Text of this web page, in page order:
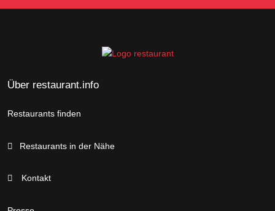
Über restaurant.info
Restaurants finden
Restaurants in der Nähe
Kontakt